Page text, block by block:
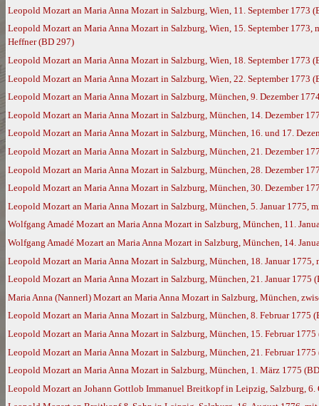
Leopold Mozart an Maria Anna Mozart in Salzburg, Wien, 11. September 1773
Leopold Mozart an Maria Anna Mozart in Salzburg, Wien, 15. September
Heffner (BD 297)
Leopold Mozart an Maria Anna Mozart in Salzburg, Wien, 18. September 1773
Leopold Mozart an Maria Anna Mozart in Salzburg, Wien, 22. September 1773
Leopold Mozart an Maria Anna Mozart in Salzburg, München, 9. Dezember
Leopold Mozart an Maria Anna Mozart in Salzburg, München, 14. Dezember
Leopold Mozart an Maria Anna Mozart in Salzburg, München, 16. und 17.
Leopold Mozart an Maria Anna Mozart in Salzburg, München, 21. Dezember
Leopold Mozart an Maria Anna Mozart in Salzburg, München, 28. Dezember
Leopold Mozart an Maria Anna Mozart in Salzburg, München, 30. Dezember
Leopold Mozart an Maria Anna Mozart in Salzburg, München, 5. Januar 1775,
Wolfgang Amadé Mozart an Maria Anna Mozart in Salzburg, München, 11.
Wolfgang Amadé Mozart an Maria Anna Mozart in Salzburg, München, 14.
Leopold Mozart an Maria Anna Mozart in Salzburg, München, 18. Januar
Leopold Mozart an Maria Anna Mozart in Salzburg, München, 21. Januar 1775
Maria Anna (Nannerl) Mozart an Maria Anna Mozart in Salzburg, München,
Leopold Mozart an Maria Anna Mozart in Salzburg, München, 8. Februar 1775
Leopold Mozart an Maria Anna Mozart in Salzburg, München, 15. Februar 1775
Leopold Mozart an Maria Anna Mozart in Salzburg, München, 21. Februar 1775
Leopold Mozart an Maria Anna Mozart in Salzburg, München, 1. März 1775
Leopold Mozart an Johann Gottlob Immanuel Breitkopf in Leipzig, Salzburg,